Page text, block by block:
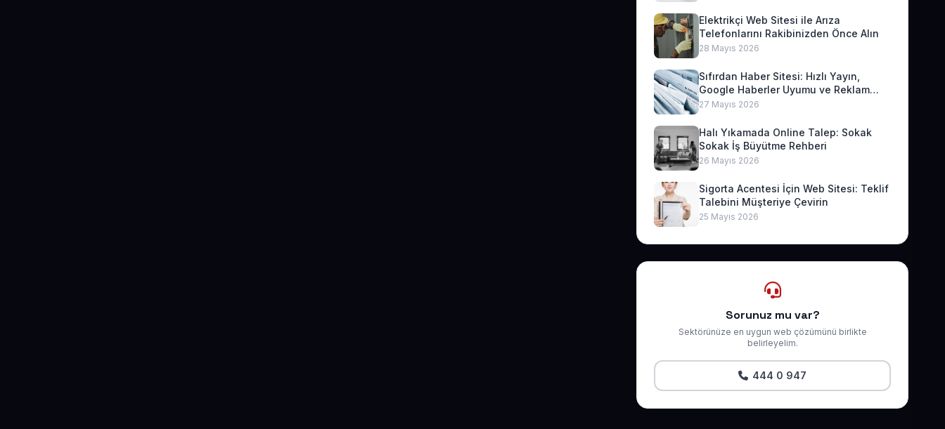
Elektrikçi Web Sitesi ile Arıza
Telefonlarını Rakibinizden Önce Alın
28 Mayıs 2026
Sıfırdan Haber Sitesi: Hızlı Yayın,
Google Haberler Uyumu ve Reklam
Geliri
27 Mayıs 2026
Halı Yıkamada Online Talep: Sokak
Sokak İş Büyütme Rehberi
26 Mayıs 2026
Sigorta Acentesi İçin Web Sitesi: Teklif
Talebini Müşteriye Çevirin
25 Mayıs 2026
Sorunuz mu var?
Sektörünüze en uygun web çözümünü birlikte
belirleyelim.
444 0 947